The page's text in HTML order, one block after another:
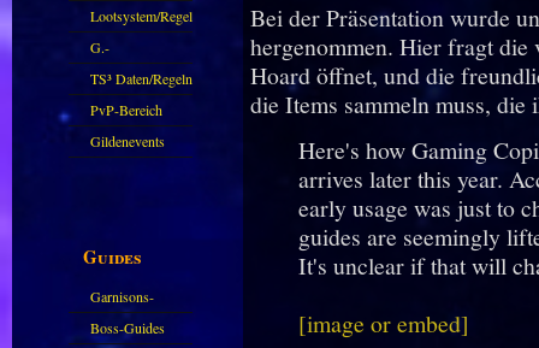
Zubehör
Lootsystem/Regeln
G.-
Sparkasse/Goldleihen
TS³ Daten/Regeln
PvP-Bereich
Gildenevents
Guides
Garnisons-
Guides
Boss-Guides
Bei der Präsentation wurde
hergenommen. Hier fragt
Hoard öffnet, und die
die Items sammeln muss,
Here's how Gaming
arrives later this year.
early usage was just to
guides are seemingly
It's unclear if that will
[image or embed]